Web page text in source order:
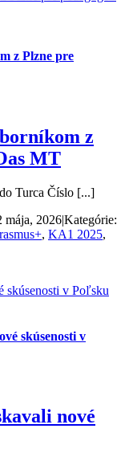
z Plzne pre
z
MT
Turca Číslo [...]
mája, 2026|Kategórie:
, KA1 2025,
skúsenosti v Poľsku
skúsenosti v
nové